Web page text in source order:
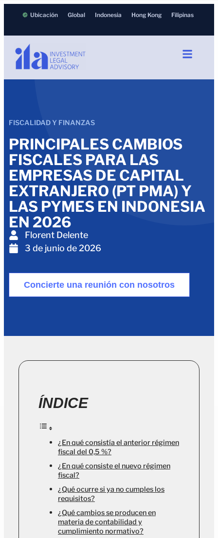
Ubicación Global Indonesia Hong Kong Filipinas
FISCALIDAD Y FINANZAS
PRINCIPALES CAMBIOS
FISCALES PARA LAS
EMPRESAS DE CAPITAL
EXTRANJERO (PT PMA) Y
LAS PYMES EN INDONESIA
EN 2026
Florent Delente
3 de junio de 2026
Concierte una reunión con nosotros
ÍNDICE
¿En qué consistía el anterior régimen
fiscal del 0,5 %?
¿En qué consiste el nuevo régimen
fiscal?
¿Qué ocurre si ya no cumples los
requisitos?
¿Qué cambios se producen en
materia de contabilidad y
cumplimiento normativo?